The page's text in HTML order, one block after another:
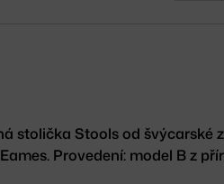
stolička Stools od švýcarské
Provedení: model B z